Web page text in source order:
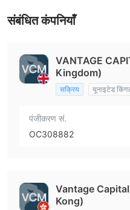
संबंधित कंपनियाँ
VANTAGE
Kingdom)
सक्रिय यूनाइटेड
पंजीकरण सं.
OC308882
Vantage
Kong)